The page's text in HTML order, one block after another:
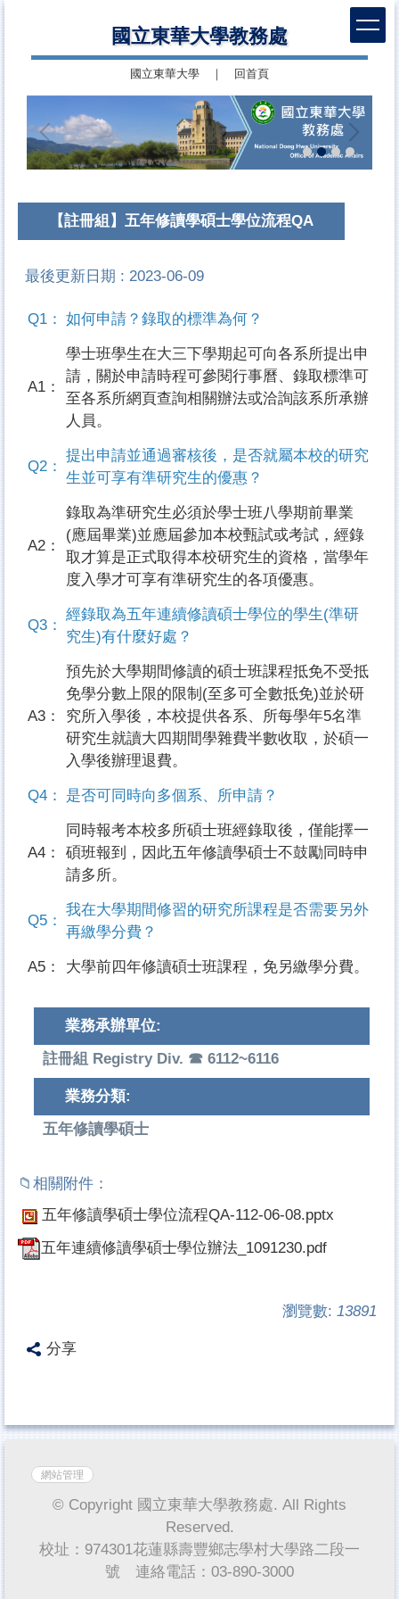
國立東華大學教務處
國立東華大學 回首頁
【註冊組】五年修讀學碩士學位流程QA
最後更新日期 :2023-06-09
Q1： 如何申請？錄取的標準為何？
A1：
學士班學生在大三下學期起可向各系所提出申
請，關於申請時程可參閱行事曆、錄取標準可
至各系所網頁查詢相關辦法或洽詢該系所承辦
人員。
Q2：
提出申請並通過審核後，是否就屬本校的研究
生並可享有準研究生的優惠？
A2：
錄取為準研究生必須於學士班八學期前畢業
(應屆畢業)並應屆參加本校甄試或考試，經錄
取才算是正式取得本校研究生的資格，當學年
度入學才可享有準研究生的各項優惠。
Q3：
經錄取為五年連續修讀碩士學位的學生(準研
究生)有什麼好處？
A3：
預先於大學期間修讀的碩士班課程抵免不受抵
免學分數上限的限制(至多可全數抵免)並於研
究所入學後，本校提供各系、所每學年5名準
研究生就讀大四期間學雜費半數收取，於碩一
入學後辦理退費。
Q4： 是否可同時向多個系、所申請？
A4：
同時報考本校多所碩士班經錄取後，僅能擇一
碩班報到，因此五年修讀學碩士不鼓勵同時申
請多所。
Q5：
我在大學期間修習的研究所課程是否需要另外
再繳學分費？
A5： 大學前四年修讀碩士班課程，免另繳學分費。
業務承辦單位:
註冊組 Registry Div. ☎ 6112~6116
業務分類:
五年修讀學碩士
五年修讀學碩士學位流程QA-112-06-08.pptx
五年連續修讀學碩士學位辦法_1091230.pdf
瀏覽數: 13891
分享
網站管理
© Copyright 國立東華大學教務處. All Rights
Reserved.
校址：974301花蓮縣壽豐鄉志學村大學路二段一
號 連絡電話：03-890-3000